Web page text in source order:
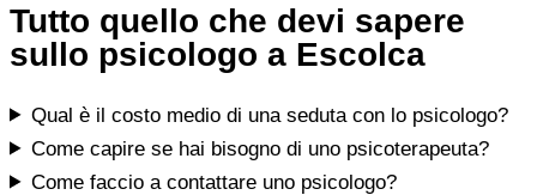
Tutto quello che devi sapere
sullo psicologo a Escolca
Qual è il costo medio di una seduta con lo psicologo?
Come capire se hai bisogno di uno psicoterapeuta?
Come faccio a contattare uno psicologo?